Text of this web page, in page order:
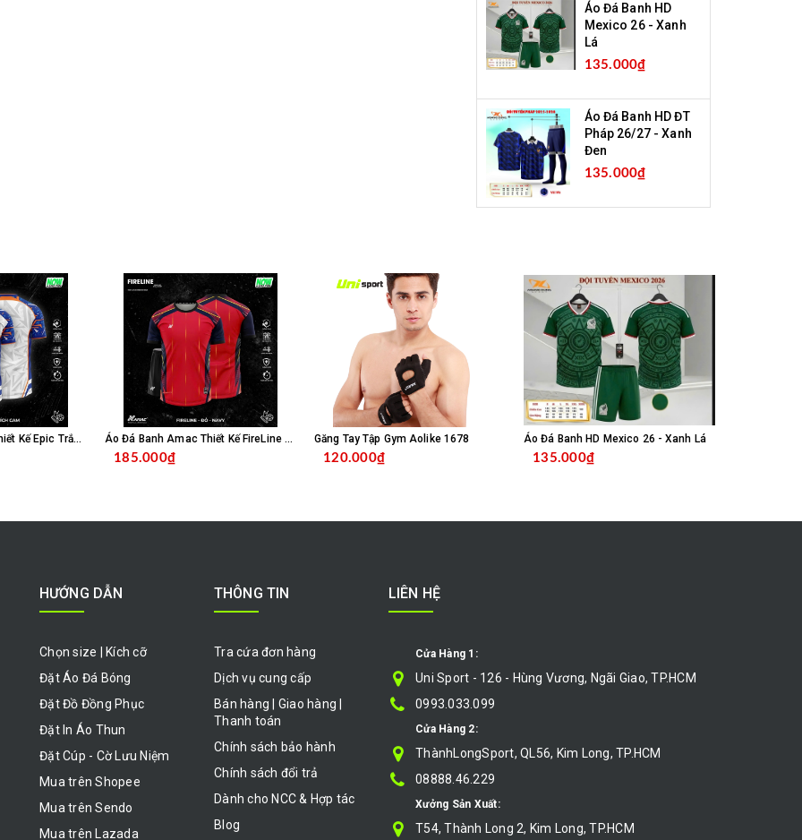
Áo Đá Banh HD
Mexico 26 - Xanh
Lá
135.000₫
Áo Đá Banh HD ĐT
Pháp 26/27 - Xanh
Đen
135.000₫
Áo Đá Banh Amac Thiết Kế Epic Trắng Bích Áo Đá Banh Amac Thiết Kế FireLine Đỏ Navy
185.000₫
Găng Tay Tập Gym Aolike 1678
120.000₫
Áo Đá Banh HD Mexico 26 - Xanh Lá
135.000₫
HƯỚNG DẪN
Chọn size | Kích cỡ
Đặt Áo Đá Bóng
Đặt Đồ Đồng Phục
Đặt In Áo Thun
Đặt Cúp - Cờ Lưu Niệm
Mua trên Shopee
Mua trên Sendo
Mua trên Lazada
THÔNG TIN
Tra cứa đơn hàng
Dịch vụ cung cấp
Bán hàng | Giao hàng |
Thanh toán
Chính sách bảo hành
Chính sách đổi trả
Dành cho NCC & Hợp tác
Blog
LIÊN HỆ
Cửa Hàng 1:
Uni Sport - 126 - Hùng Vương, Ngãi Giao, TP.HCM
0993.033.099
Cửa Hàng 2:
ThànhLongSport, QL56, Kim Long, TP.HCM
08888.46.229
Xưởng Sản Xuất:
T54, Thành Long 2, Kim Long, TP.HCM